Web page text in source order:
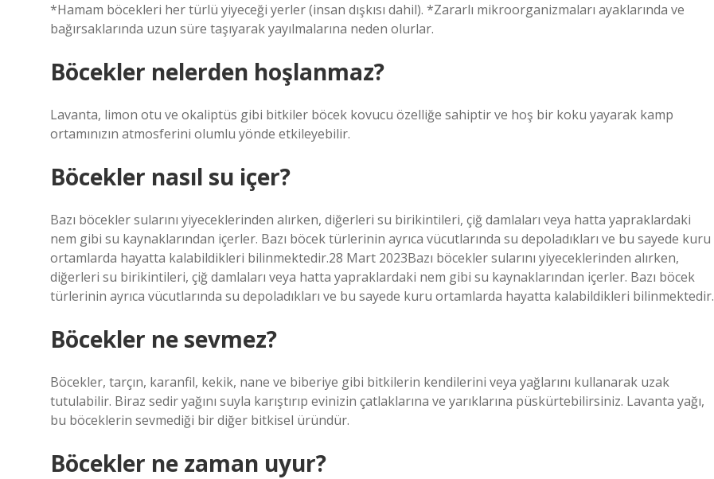
*Hamam böcekleri her türlü yiyeceği yerler (insan dışkısı dahil). *Zararlı mikroorganizmaları ayaklarında ve
bağırsaklarında uzun süre taşıyarak yayılmalarına neden olurlar.
Böcekler nelerden hoşlanmaz?
Lavanta, limon otu ve okaliptüs gibi bitkiler böcek kovucu özelliğe sahiptir ve hoş bir koku yayarak kamp
ortamınızın atmosferini olumlu yönde etkileyebilir.
Böcekler nasıl su içer?
Bazı böcekler sularını yiyeceklerinden alırken, diğerleri su birikintileri, çiğ damlaları veya hatta yapraklardaki
nem gibi su kaynaklarından içerler. Bazı böcek türlerinin ayrıca vücutlarında su depoladıkları ve bu sayede kuru
ortamlarda hayatta kalabildikleri bilinmektedir.28 Mart 2023Bazı böcekler sularını yiyeceklerinden alırken,
diğerleri su birikintileri, çiğ damlaları veya hatta yapraklardaki nem gibi su kaynaklarından içerler. Bazı böcek
türlerinin ayrıca vücutlarında su depoladıkları ve bu sayede kuru ortamlarda hayatta kalabildikleri bilinmektedir.
Böcekler ne sevmez?
Böcekler, tarçın, karanfil, kekik, nane ve biberiye gibi bitkilerin kendilerini veya yağlarını kullanarak uzak
tutulabilir. Biraz sedir yağını suyla karıştırıp evinizin çatlaklarına ve yarıklarına püskürtebilirsiniz. Lavanta yağı,
bu böceklerin sevmediği bir diğer bitkisel üründür.
Böcekler ne zaman uyur?